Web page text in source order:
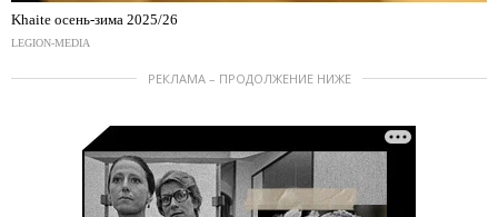
Khaite осень-зима 2025/26
LEGION-MEDIA
РЕКЛАМА – ПРОДОЛЖЕНИЕ НИЖЕ